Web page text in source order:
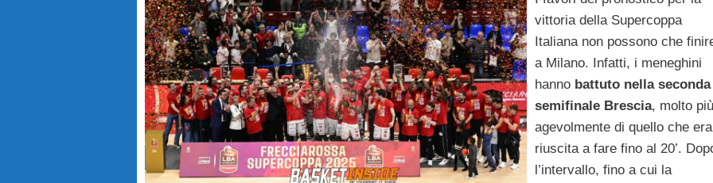
vittoria della Supercoppa
Italiana non possono che
a Milano. Infatti, i meneghini
hannobattuto nella seconda
semifinale Brescia, molto più
agevolmente di quello che era
riuscita a fare fino al 20’.
l’intervallo, fino a cui la